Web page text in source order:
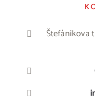
Štefánikova